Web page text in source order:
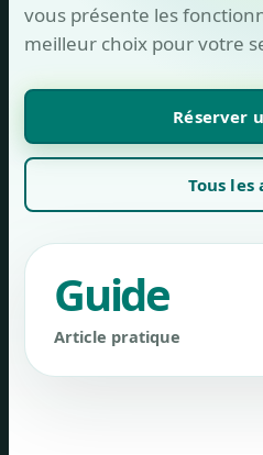
vous présente les
meilleur choix pour votre
Réserver
Tous
Guide
Article pratique